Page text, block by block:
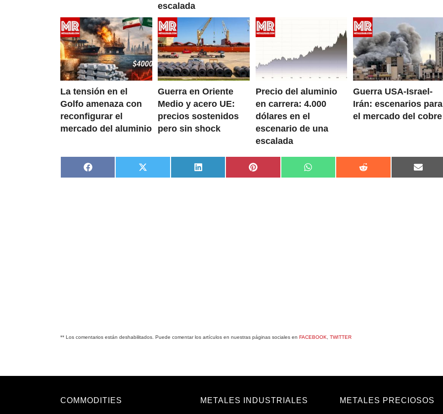
escalada
La tensión en el
Golfo amenaza con
reconfigurar el
mercado del aluminio
Guerra en Oriente
Medio y acero UE:
precios sostenidos
pero sin shock
Precio del aluminio
en carrera: 4.000
dólares en el
escenario de una
escalada
Guerra USA-Israel-
Irán: escenarios para
el mercado del cobre
Compartir
Compartir
Compartir
Compartir
Compartir
Compartir
** Los comentarios están deshabilitados. Puede comentar los artículos en nuestras páginas sociales en FACEBOOK, TWITTER
COMMODITIES METALES INDUSTRIALES METALES PRECIOSOS